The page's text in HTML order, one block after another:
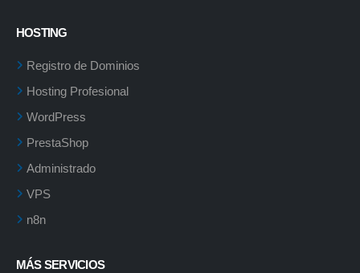
HOSTING
Registro de Dominios
Hosting Profesional
WordPress
PrestaShop
Administrado
VPS
n8n
MÁS SERVICIOS